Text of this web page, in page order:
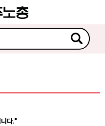
다."
치북5
치북5